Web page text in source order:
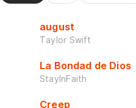
august
Taylor Swift
La Bondad de Dios
StayInFaith
Creep